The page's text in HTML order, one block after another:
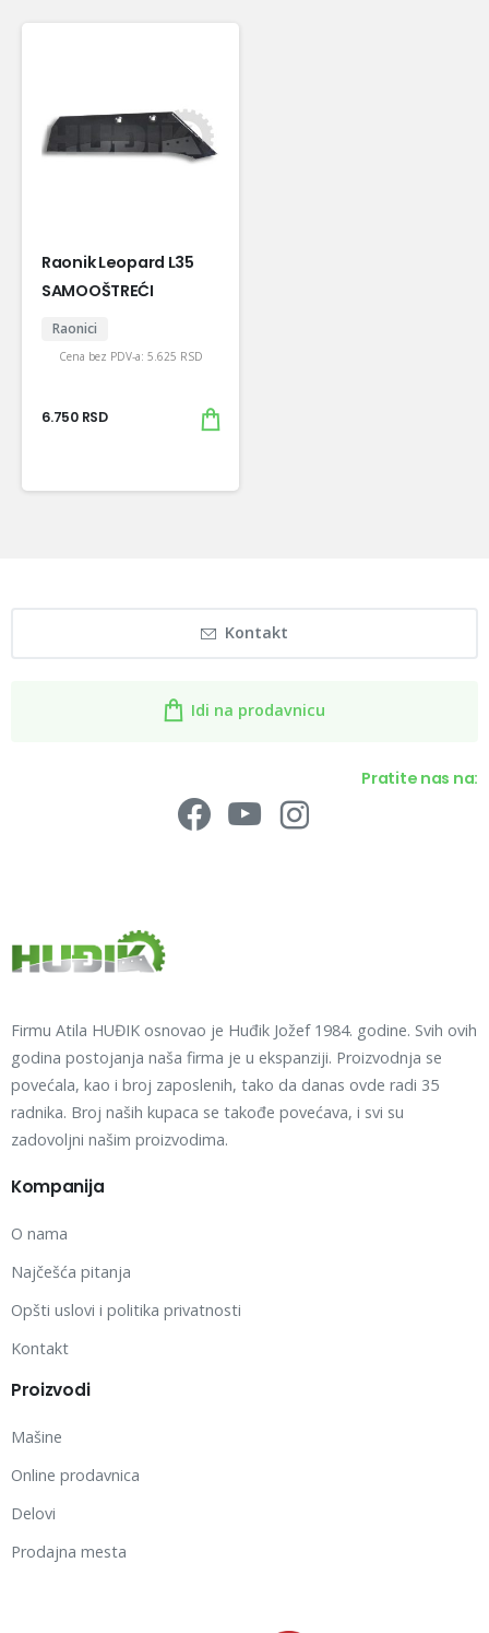
Raonik Leopard L35
SAMOOŠTREĆI
Raonici
Cena bez PDV-a: 5.625 RSD
6.750 RSD
Kontakt
Idi na prodavnicu
Pratite nas na:
Firmu Atila HUĐIK osnovao je Huđik Jožef 1984. godine. Svih ovih
godina postojanja naša firma je u ekspanziji. Proizvodnja se
povećala, kao i broj zaposlenih, tako da danas ovde radi 35
radnika. Broj naših kupaca se takođe povećava, i svi su
zadovoljni našim proizvodima.
Kompanija
O nama
Najčešća pitanja
Opšti uslovi i politika privatnosti
Kontakt
Proizvodi
Mašine
Online prodavnica
Delovi
Prodajna mesta